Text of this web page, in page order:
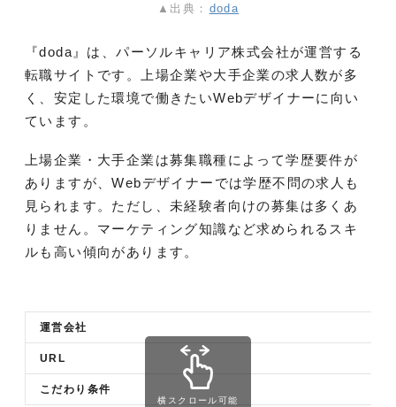
▲出典： doda
『doda』は、パーソルキャリア株式会社が運営する
転職サイトです。上場企業や大手企業の求人数が多
く、安定した環境で働きたいWebデザイナーに向い
ています。
上場企業・大手企業は募集職種によって学歴要件が
ありますが、Webデザイナーでは学歴不問の求人も
見られます。ただし、未経験者向けの募集は多くあ
りません。マーケティング知識など求められるスキ
ルも高い傾向があります。
運営会社
URL
こだわり条件
横スクロール可能